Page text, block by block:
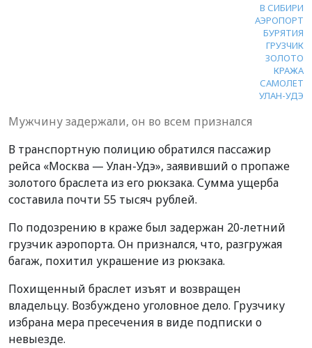
В СИБИРИ
АЭРОПОРТ
БУРЯТИЯ
ГРУЗЧИК
ЗОЛОТО
КРАЖА
САМОЛЕТ
УЛАН-УДЭ
Мужчину задержали, он во всем признался
В транспортную полицию обратился пассажир
рейса «Москва — Улан-Удэ», заявивший о пропаже
золотого браслета из его рюкзака. Сумма ущерба
составила почти 55 тысяч рублей.
По подозрению в краже был задержан 20-летний
грузчик аэропорта. Он признался, что, разгружая
багаж, похитил украшение из рюкзака.
Похищенный браслет изъят и возвращен
владельцу. Возбуждено уголовное дело. Грузчику
избрана мера пресечения в виде подписки о
невыезде.